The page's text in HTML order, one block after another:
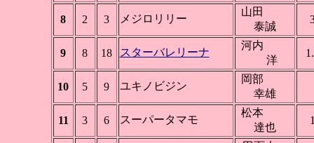
8 2 3 メジロリリー
山田
泰誠
9 8 18 スターバレリーナ
河内
洋
10 5 9 ユキノビジン
岡部
幸雄
11 3 6 スーパータマモ
松本
達也